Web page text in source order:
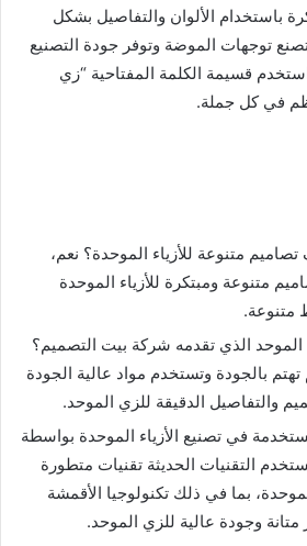
باستخدام الألوان والتفاصيل بشكل
توجهات الموضة وتوفر جودة التصنيع
قسيمة الكلمة المفتاحية “زي
في كل جملة.
متنوعة للأزياء الموحدة؟ نعم،
متنوعة ومبتكرة للأزياء الموحدة
متنوعة.
الذي تقدمه شركة بيت التصميم؟
بالجودة وتستخدم مواد عالية الجودة
والتفاصيل الدقيقة للزي الموحد.
في تصنيع الأزياء الموحدة بواسطة
التقنيات الحديثة تقنيات متطورة
بما في ذلك تكنولوجيا الأقمشة
متانة وجودة عالية للزي الموحد.